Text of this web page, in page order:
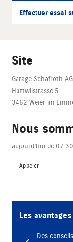
Effectuer essai
Site
Garage Schafroth AG
Huttwilstrasse 5
3462 Weier im
Nous
aujourd'hui de
Appeler
Les
Des